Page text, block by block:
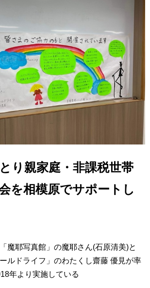
り親家庭・非課税世帯
を相模原でサポートし
魔耶写真館」の魔耶さん(石原清美)と
ルドライフ」のわたくし齋藤 優見が率
年より実施している